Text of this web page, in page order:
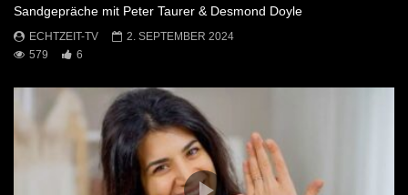
Sandgepräche mit Peter Taurer & Desmond Doyle
ECHTZEIT-TV
2. SEPTEMBER 2024
579
6